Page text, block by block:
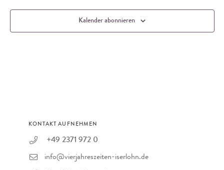
Kalender abonnieren
KONTAKT AUFNEHMEN
+49 2371 972 0
info@vierjahreszeiten-iserlohn.de